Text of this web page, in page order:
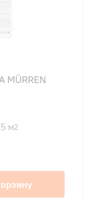
MÜRREN
м2